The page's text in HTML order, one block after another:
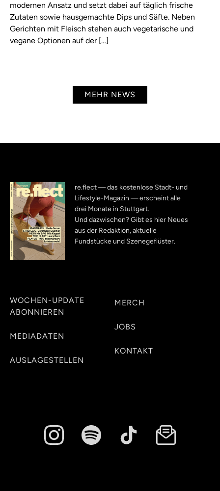
modernen Ansatz und setzt dabei auf täglich frische
Zutaten sowie hausgemachte Dips und Säfte. Neben
Gerichten mit Fleisch stehen auch vegetarische und
vegane Optionen auf der […]
MEHR NEWS
re.flect — das kostenlose Stadt- und
Lifestyle-Magazin — erscheint alle
drei Monate in Stuttgart.
Und dazwischen? Gibt es hier Neues
aus der Redaktion, aktuelle
Fundstücke und Szenegeflüster.
WOCHEN-UPDATE
ABONNIEREN
MEDIADATEN
AUSLAGESTELLEN
MERCH
JOBS
KONTAKT